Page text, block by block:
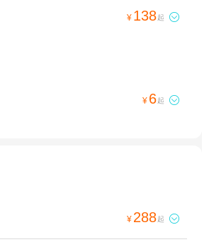
¥ 138起 
¥ 6起 
¥ 288起 